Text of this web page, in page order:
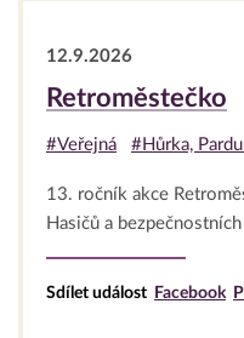
12.9.2026
Retroměstečko
#Veřejná #Hůrka,
13. ročník akce
Hasičů a
Sdílet událost Facebook